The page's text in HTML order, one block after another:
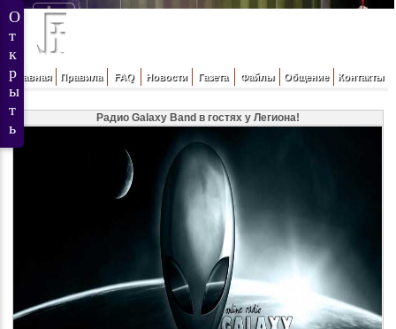
Главная Правила FAQ Новости Газета Файлы Общение Контакты
Радио Galaxy Band в гостях у Легиона!